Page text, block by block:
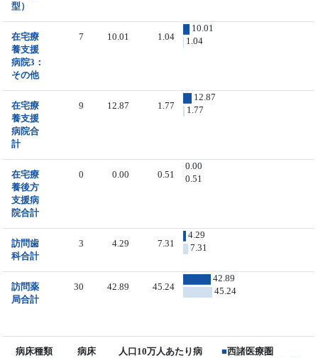
型）
在宅療
養支援
病院3：
その他
7 10.01 1.04
10.01
1.04
在宅療
養支援
病院合
計
9 12.87 1.77
12.87
1.77
在宅療
養後方
支援病
院合計
0 0.00 0.51
0.00
0.51
訪問歯
科合計
3 4.29 7.31
4.29
7.31
訪問薬
局合計
30 42.89 45.24
42.89
45.24
病床種類
病床
人口10万人あたり病
■西諸医療圏